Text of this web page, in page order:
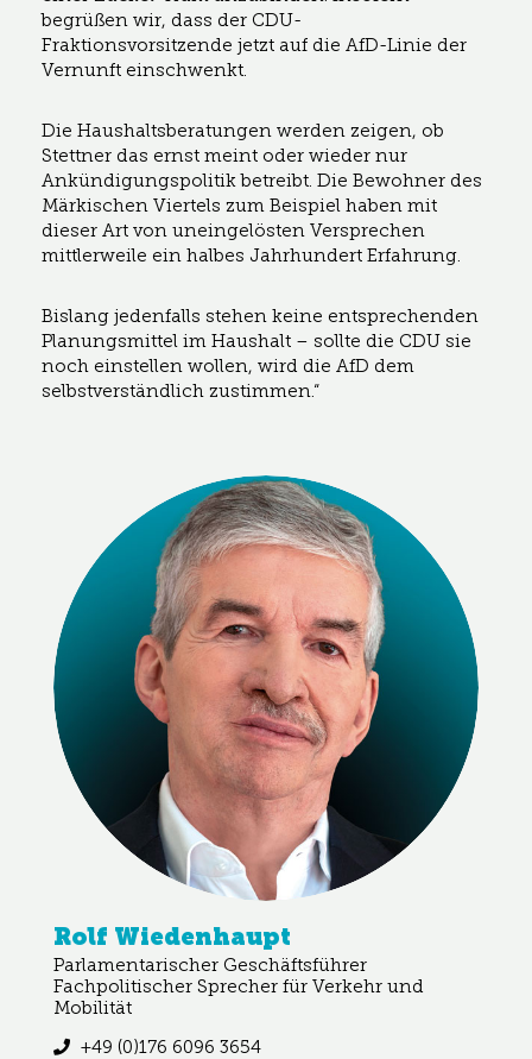
begrüßen wir, dass der CDU-
Fraktionsvorsitzende jetzt auf die AfD-Linie der
Vernunft einschwenkt.
Die Haushaltsberatungen werden zeigen, ob
Stettner das ernst meint oder wieder nur
Ankündigungspolitik betreibt. Die Bewohner des
Märkischen Viertels zum Beispiel haben mit
dieser Art von uneingelösten Versprechen
mittlerweile ein halbes Jahrhundert Erfahrung.
Bislang jedenfalls stehen keine entsprechenden
Planungsmittel im Haushalt – sollte die CDU sie
noch einstellen wollen, wird die AfD dem
selbstverständlich zustimmen.“
Rolf Wiedenhaupt
Parlamentarischer Geschäftsführer
Fachpolitischer Sprecher für Verkehr und
Mobilität
+49 (0)176 6096 3654